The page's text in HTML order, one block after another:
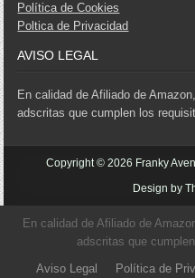
Política de Cookies
Poltica de Privacidad
AVISO LEGAL
En calidad de Afiliado de
adscritas que cumplen los
Copyright © 2026 Franky
Design by
En calidad de Afiliado de
adscritas que
Aviso Legal
Política de